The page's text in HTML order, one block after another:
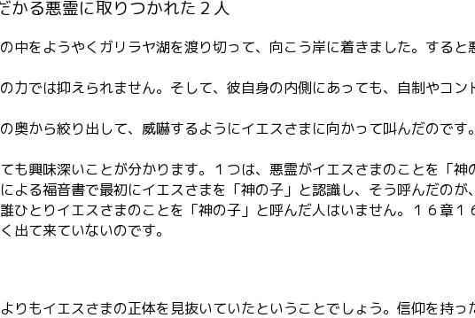
る悪霊に取りつかれた２人
中をようやくガリラヤ湖を渡り切って、向こう岸に着きました。する
力では抑えられません。そして、彼自身の内側にあっても、自制やコ
奥から絞り出して、威嚇するようにイエスさまに向かって叫んだので
も興味深いことが分かります。１つは、悪霊がイエスさまのことを「神
よる福音書で最初にイエスさまを「神の子」と認識し、そう呼んだのが
ひとりイエスさまのことを「神の子」と呼んだ人はいません。１６章
出て来ていないのです。
りもイエスさまの正体を見抜いていたということでしょう。信仰を持っ